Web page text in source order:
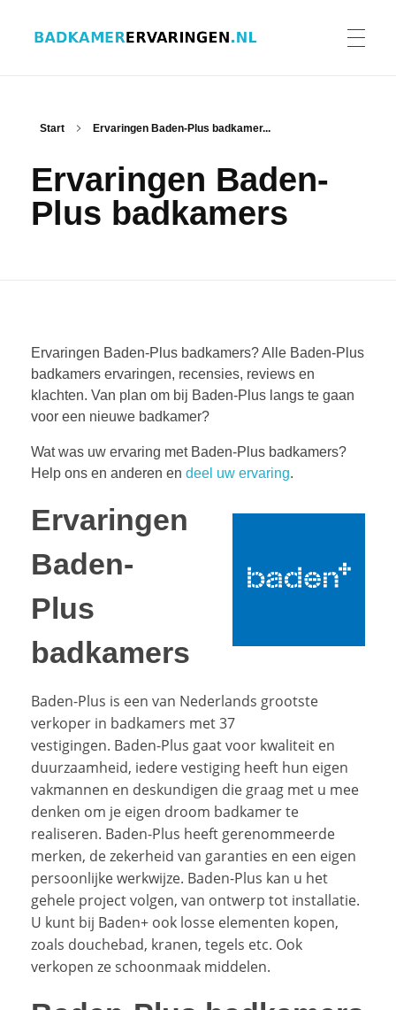
ERVARINGEN BADKAMERS
CONTACT
Start Ervaringen Baden-Plus badkamer...
Ervaringen Baden-
Plus badkamers
Ervaringen Baden-Plus badkamers? Alle Baden-Plus
badkamers ervaringen, recensies, reviews en
klachten. Van plan om bij Baden-Plus langs te gaan
voor een nieuwe badkamer?
Wat was uw ervaring met Baden-Plus badkamers?
Help ons en anderen en deel uw ervaring.
Ervaringen
Baden-
Plus
badkamers
Baden-Plus is een van Nederlands grootste
verkoper in badkamers met 37
vestigingen. Baden-Plus gaat voor kwaliteit en
duurzaamheid, iedere vestiging heeft hun eigen
vakmannen en deskundigen die graag met u mee
denken om je eigen droom badkamer te
realiseren. Baden-Plus heeft gerenommeerde
merken, de zekerheid van garanties en een eigen
persoonlijke werkwijze. Baden-Plus kan u het
gehele project volgen, van ontwerp tot installatie.
U kunt bij Baden+ ook losse elementen kopen,
zoals douchebad, kranen, tegels etc. Ook
verkopen ze schoonmaak middelen.